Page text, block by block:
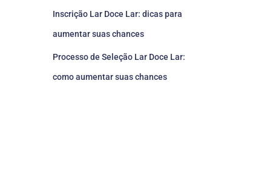
Inscrição Lar Doce Lar: dicas para
aumentar suas chances
Processo de Seleção Lar Doce Lar:
como aumentar suas chances